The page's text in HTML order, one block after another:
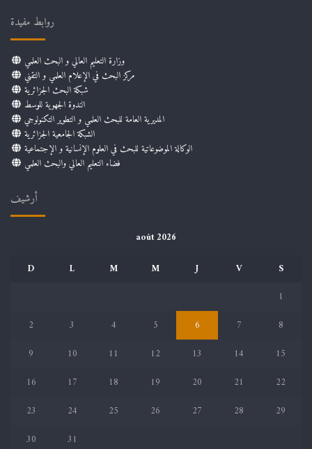
روابط مفيدة
وزارة التعليم العالي و البحث العلمي
مركز البحث في الإعلام العلمي و التقني
شبكة البحث الجزائرية
الندوة الجهوية للوسط
المديرية العامة للبحث العلمي و التطوير التكنولوجي
الشبكة الجامعية الجزائرية
الوكالة الموضوعاتية للبحث في العلوم الإنسانية و الإجتماعية
فضاء التعليم العالي والبحث العلمي
أرشيف
août 2026
D
L M M J V
S
1
2
3 4 5 6 7
8
9
10 11 12 13 14
15
16
17 18 19 20 21
22
23
24 25 26 27 28
29
30
31